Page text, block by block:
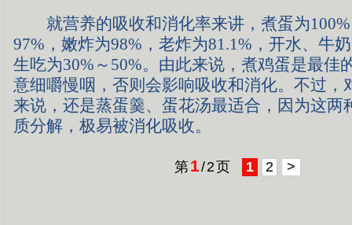
就营养的吸收和消化率来讲，煮蛋为100%
97%，嫩炸为98%，老炸为81.1%，开水、牛
生吃为30%～50%。由此来说，煮鸡蛋是最佳
意细嚼慢咽，否则会影响吸收和消化。不过，
来说，还是蒸蛋羹、蛋花汤最适合，因为这两
质分解，极易被消化吸收。
第1/2页 1 2 >